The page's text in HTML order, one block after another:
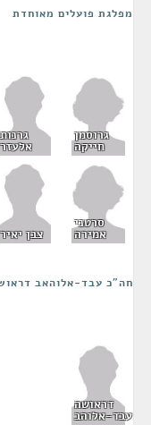
מפלגת פועלים מאוחדת
גרוסמן
חייקה
גרנות
אלעזר
סרטני
אמירה צבן יאיר
חה"כ עבד-אלוהאב
דראושה
עבד-אלוהב